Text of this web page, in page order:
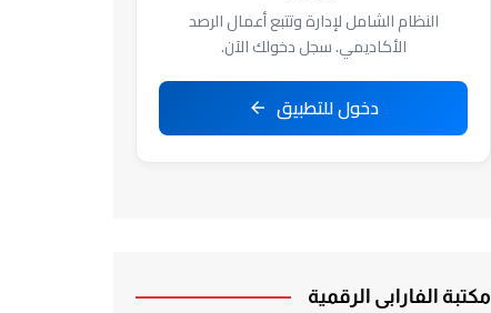
النظام الشامل لإدارة وتتبع أعمال الرصد
الأكاديمي. سجل دخولك الآن.
دخول للتطبيق
مكتبة الفارابي الرقمية